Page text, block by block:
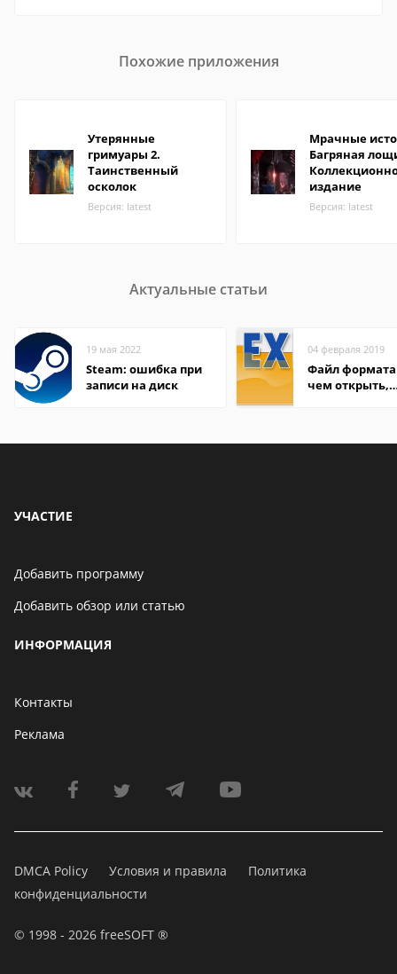
Похожие приложения
Утерянные
гримуары 2.
Таинственный
осколок
Версия: latest
Мрачные
Багряная
издание
Версия: latest
Актуальные статьи
19 мая 2022
Steam: ошибка при
записи на диск
04 февраля 2019
Файл
чем открыть,
УЧАСТИЕ
Добавить программу
Добавить обзор или статью
ИНФОРМАЦИЯ
Контакты
Реклама
DMCA Policy Условия и правила
Политика
конфиденциальности
© 1998 - 2026 freeSOFT ®